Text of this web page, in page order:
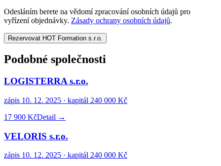
Odesláním berete na vědomí zpracování osobních údajů pro
vyřízení objednávky. Zásady ochrany osobních údajů.
Rezervovat HOT Formation s.r.o.
Podobné společnosti
LOGISTERRA s.r.o.
zápis 10. 12. 2025 · kapitál 240 000 Kč
17 900 KčDetail →
VELORIS s.r.o.
zápis 10. 12. 2025 · kapitál 240 000 Kč